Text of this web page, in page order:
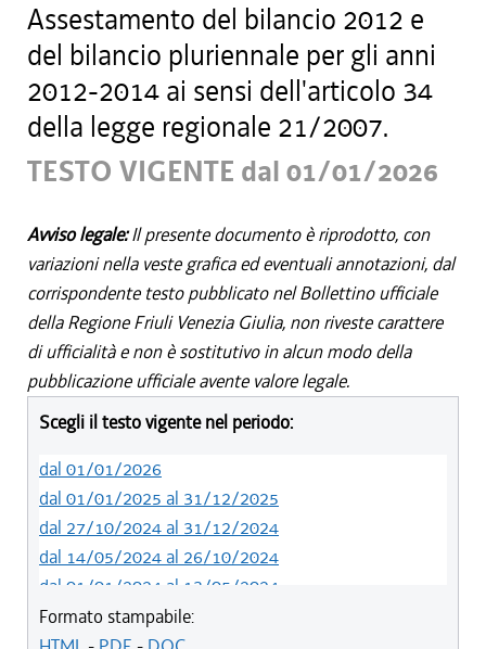
Assestamento del bilancio 2012 e
del bilancio pluriennale per gli anni
2012-2014 ai sensi dell'articolo 34
della legge regionale 21/2007.
TESTO VIGENTE dal 01/01/2026
Avviso legale:Il presente documento è riprodotto, con
variazioni nella veste grafica ed eventuali annotazioni, dal
corrispondente testo pubblicato nel Bollettino ufficiale
della Regione Friuli Venezia Giulia, non riveste carattere
di ufficialità e non è sostitutivo in alcun modo della
pubblicazione ufficiale avente valore legale.
Scegli il testo vigente nel periodo:
dal 01/01/2026
dal 01/01/2025 al 31/12/2025
dal 27/10/2024 al 31/12/2024
dal 14/05/2024 al 26/10/2024
dal 01/01/2024 al 13/05/2024
dal 01/01/2023 al 31/12/2023
Formato stampabile: